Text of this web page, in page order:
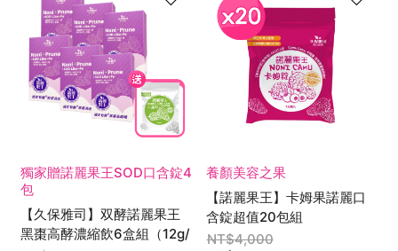
獨家贈諾麗果王SOD口含錠4
包
【久保雅司】双酵諾麗果王
黑棗高酵濃縮飲6盒組（12g/
養顏美容之果
【諾麗果王】卡姆果諾麗口
含錠超值20包組
NT$4,000